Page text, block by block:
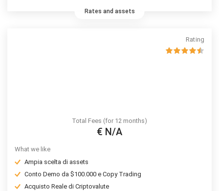
Rates and assets
Rating
Total Fees (for 12 months)
€ N/A
What we like
Ampia scelta di assets
Conto Demo da $100.000 e Copy Trading
Acquisto Reale di Criptovalute